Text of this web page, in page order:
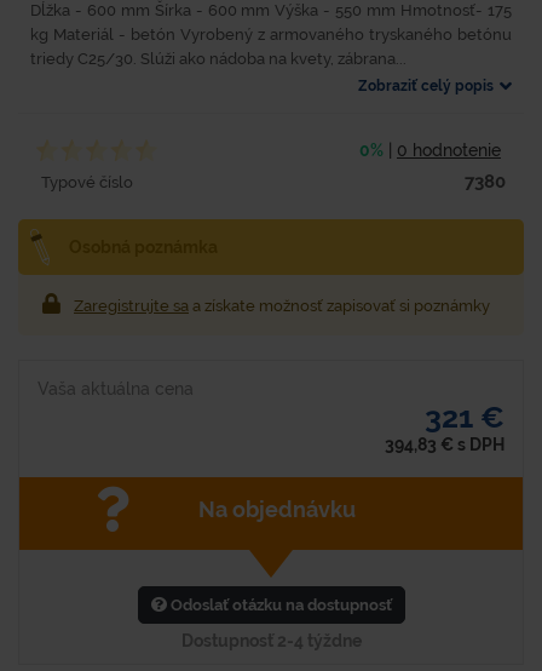
Dĺžka - 600 mm Šírka - 600 mm Výška - 550 mm Hmotnosť- 175
kg Materiál - betón Vyrobený z armovaného tryskaného betónu
triedy C25/30. Slúži ako nádoba na kvety, zábrana...
Zobraziť celý popis
0% 0 hodnotenie
Typové číslo 7380
Zaregistrujte sa a získate možnosť zapisovať si poznámky
Vaša aktuálna cena
321 €
394,83 € s DPH
Na objednávku
Odoslať otázku na dostupnosť
Dostupnosť 2-4 týždne